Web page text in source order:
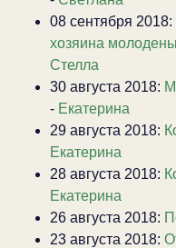
08 сентября 2018:
хозяина
Стелла
30 августа 2018:
- Екатерина
29 августа 2018:
Екатерина
28 августа 2018:
Екатерина
26 августа 2018:
23 августа 2018: